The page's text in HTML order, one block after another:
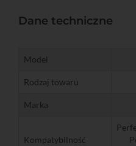
Dane techniczne
Model
Rodzaj towaru
Marka
Kompatybilność